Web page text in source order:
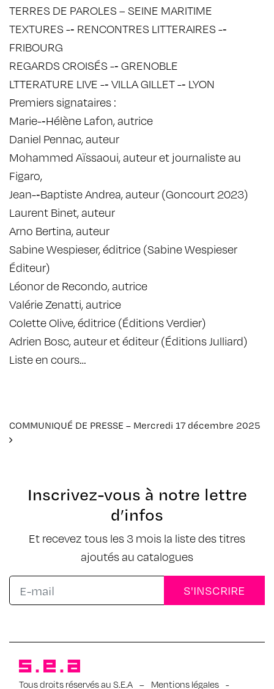
TERRES DE PAROLES – SEINE MARITIME
TEXTURES -­‐ RENCONTRES LITTERAIRES -­‐
FRIBOURG
REGARDS CROISÉS -­‐ GRENOBLE
LTTERATURE LIVE -­‐ VILLA GILLET -­‐ LYON
Premiers signataires :
Marie-­‐Hélène Lafon, autrice
Daniel Pennac, auteur
Mohammed Aïssaoui, auteur et journaliste au
Figaro,
Jean-­‐Baptiste Andrea, auteur (Goncourt 2023)
Laurent Binet, auteur
Arno Bertina, auteur
Sabine Wespieser, éditrice (Sabine Wespieser
Éditeur)
Léonor de Recondo, autrice
Valérie Zenatti, autrice
Colette Olive, éditrice (Éditions Verdier)
Adrien Bosc, auteur et éditeur (Éditions Julliard)
Liste en cours…
Navigation des articles
COMMUNIQUÉ DE PRESSE – Mercredi 17 décembre 2025
Inscrivez-vous à notre lettre
d’infos
Et recevez tous les 3 mois la liste des titres
ajoutés au catalogues
Tous droits réservés au S.E.A – Mentions légales -